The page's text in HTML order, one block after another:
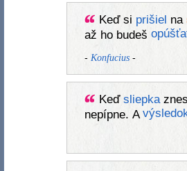
Keď si prišiel na
až ho budeš
- Konfucius-
Keď sliepka
nepípne. A